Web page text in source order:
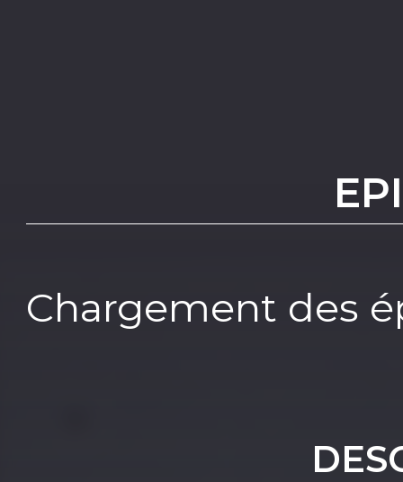
Chargement des